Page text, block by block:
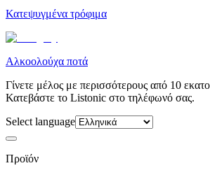
Κατεψυγμένα τρόφιμα
Αλκοολούχα ποτά
Γίνετε μέλος με περισσότερους από 10
Κατεβάστε το Listonic στο τηλέφωνό σας.
Select language
Προϊόν